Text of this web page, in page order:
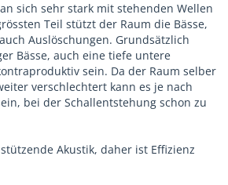
sich sehr stark mit stehenden Wellen
Teil stützt der Raum die Bässe,
Auslöschungen. Grundsätzlich
Bässe, auch eine tiefe untere
sein. Da der Raum selber
verschlechtert kann es je nach
bei der Schallentstehung schon zu
Akustik, daher ist Effizienz